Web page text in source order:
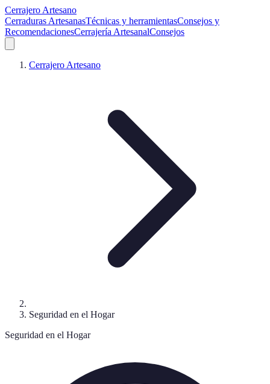
Cerrajero Artesano
Cerraduras ArtesanasTécnicas y herramientasConsejos y
RecomendacionesCerrajería ArtesanalConsejos
Cerrajero Artesano
Seguridad en el Hogar
Seguridad en el Hogar